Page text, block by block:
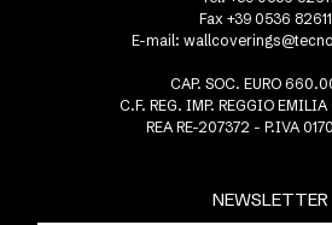
NEWSLETTER
Fax +39 0536
E-mail:
CAP. SOC. EURO
C.F. REG. IMP. REGGIO
REA RE-207372 - P.IVA